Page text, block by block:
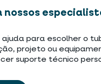
nossos
para escolher o
projeto ou
suporte técnico